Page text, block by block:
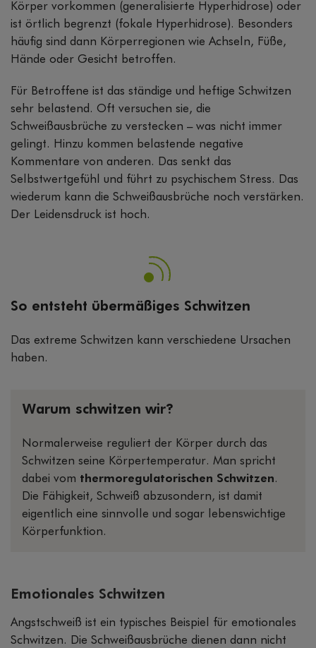
Körper vorkommen (generalisierte Hyperhidrose) oder
ist örtlich begrenzt (fokale Hyperhidrose). Besonders
häufig sind dann Körperregionen wie Achseln, Füße,
Hände oder Gesicht betroffen.
Für Betroffene ist das ständige und heftige Schwitzen
sehr belastend. Oft versuchen sie, die
Schweißausbrüche zu verstecken – was nicht immer
gelingt. Hinzu kommen belastende negative
Kommentare von anderen. Das senkt das
Selbstwertgefühl und führt zu psychischem Stress. Das
wiederum kann die Schweißausbrüche noch verstärken.
Der Leidensdruck ist hoch.
So entsteht übermäßiges Schwitzen
Das extreme Schwitzen kann verschiedene Ursachen
haben.
Warum schwitzen wir?
Normalerweise reguliert der Körper durch das
Schwitzen seine Körpertemperatur. Man spricht
dabei vom thermoregulatorischen Schwitzen.
Die Fähigkeit, Schweiß abzusondern, ist damit
eigentlich eine sinnvolle und sogar lebenswichtige
Körperfunktion.
Emotionales Schwitzen
Angstschweiß ist ein typisches Beispiel für emotionales
Schwitzen. Die Schweißausbrüche dienen dann nicht